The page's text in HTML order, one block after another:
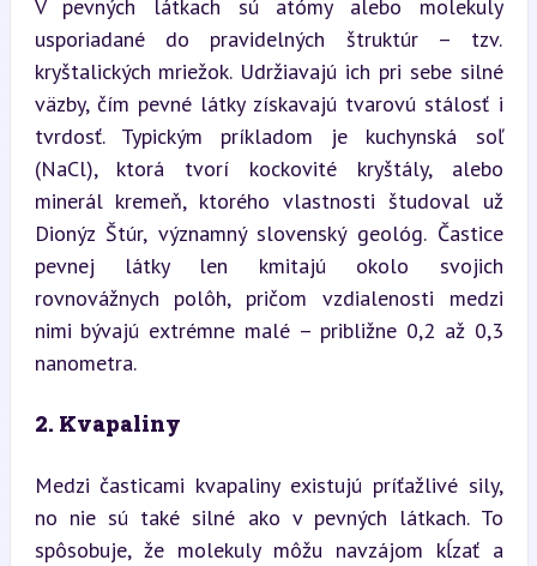
V pevných látkach sú atómy alebo molekuly
usporiadané do pravidelných štruktúr – tzv.
kryštalických mriežok. Udržiavajú ich pri sebe silné
väzby, čím pevné látky získavajú tvarovú stálosť i
tvrdosť. Typickým príkladom je kuchynská soľ
(NaCl), ktorá tvorí kockovité kryštály, alebo
minerál kremeň, ktorého vlastnosti študoval už
Dionýz Štúr, významný slovenský geológ. Častice
pevnej látky len kmitajú okolo svojich
rovnovážnych polôh, pričom vzdialenosti medzi
nimi bývajú extrémne malé – približne 0,2 až 0,3
nanometra.
2. Kvapaliny
Medzi časticami kvapaliny existujú príťažlivé sily,
no nie sú také silné ako v pevných látkach. To
spôsobuje, že molekuly môžu navzájom kĺzať a